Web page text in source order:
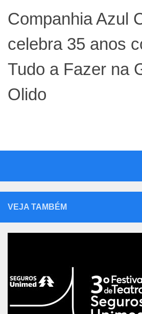
Companhia Azul
celebra 35 anos
Tudo a Fazer na
Olido
VEJA TAMBÉM